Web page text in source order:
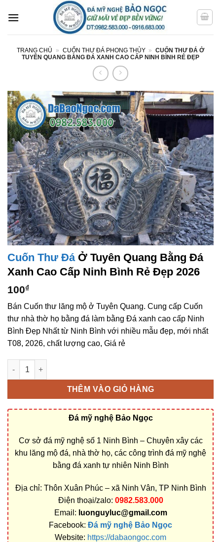
qua
TRANG CHỦ » CUỐN THƯ ĐÁ PHONG THỦY » CUỐN THƯ ĐÁ Ở
TUYÊN QUANG BẰNG ĐÁ XANH CAO CẤP NINH BÌNH RẺ ĐẸP
Cuốn Thư ĐáỞ Tuyên Quang Bằng Đá
Xanh Cao Cấp Ninh Bình Rẻ Đẹp 2026
100₫
Bán Cuốn thư lăng mộ ở Tuyên Quang. Cung cấp Cuốn
thư nhà thờ họ bằng đá làm bằng Đá xanh cao cấp Ninh
Bình Đẹp Nhất từ Ninh Bình với nhiều mẫu đẹp, mới nhất
T08, 2026, chất lượng cao, Giá rẻ
Cuốn thư đá ở Tuyên Quang bằng Đá xanh cao cấp Ninh Bình
THÊM VÀO GIỎ HÀNG
Đá mỹ nghệ Bảo Ngọc
Cơ sở đá mỹ nghệ số 1 Ninh Bình – Chuyên xây các
khu lăng mộ đá, nhà thờ họ, các công trình đá mỹ nghệ
bằng đá xanh tự nhiên Ninh Bình
Địa chỉ: Thôn Xuân Phúc – xã Ninh Vân, TP Ninh Bình
Điện thoại/zalo: 0982.583.000
Email: luonguyluc@gmail.com
Facebook: Đá mỹ nghệ Bảo Ngọc
Website: https://dabaongoc.com